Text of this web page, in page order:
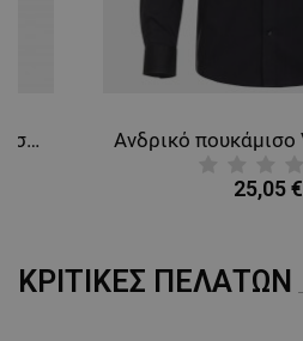
Ανδρικό κοντομάνικο πουκάμισο VELILLA WHITE
25,05 €
ΚΡΙΤΙΚΈΣ ΠΕΛΑΤΏΝ